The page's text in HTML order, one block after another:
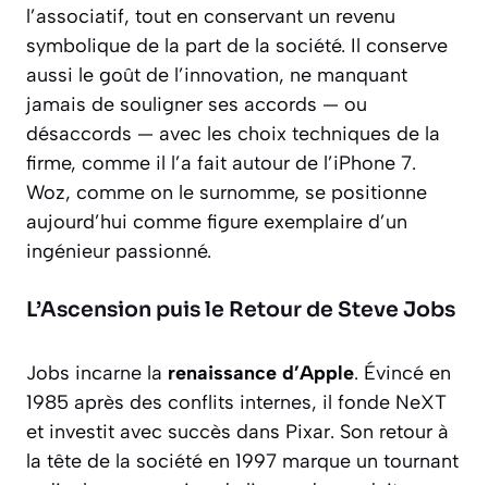
l’associatif, tout en conservant un revenu
symbolique de la part de la société. Il conserve
aussi le goût de l’innovation, ne manquant
jamais de souligner ses accords — ou
désaccords — avec les choix techniques de la
firme, comme il l’a fait autour de l’iPhone 7.
Woz, comme on le surnomme, se positionne
aujourd’hui comme figure exemplaire d’un
ingénieur passionné.
L’Ascension puis le Retour de Steve Jobs
Jobs incarne la renaissance d’Apple. Évincé en
1985 après des conflits internes, il fonde NeXT
et investit avec succès dans Pixar. Son retour à
la tête de la société en 1997 marque un tournant